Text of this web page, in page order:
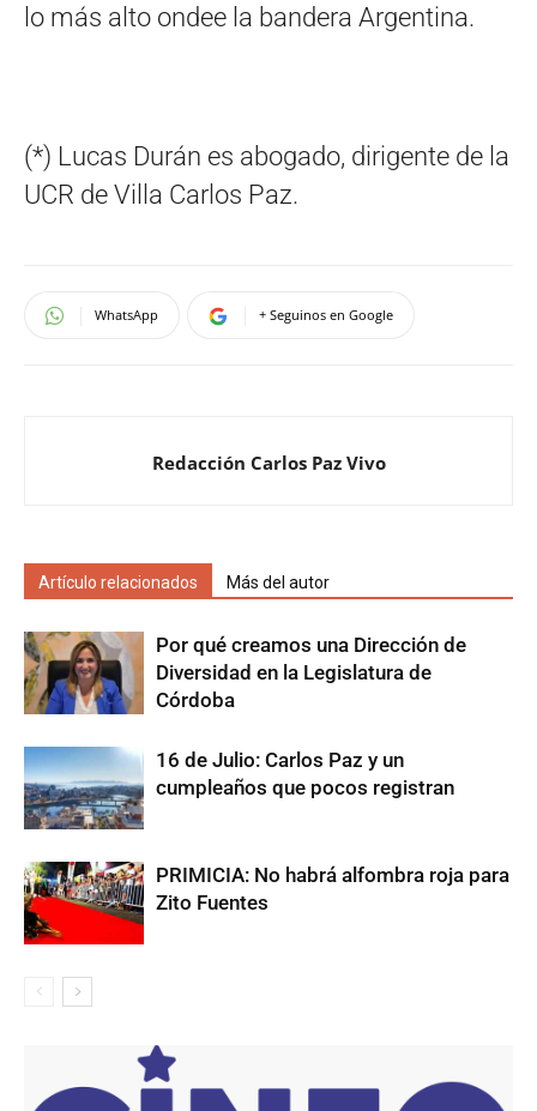
lo más alto ondee la bandera Argentina.
(*) Lucas Durán es abogado, dirigente de la
UCR de Villa Carlos Paz.
WhatsApp + Seguinos en Google
Redacción Carlos Paz Vivo
Artículo relacionados Más del autor
Por qué creamos una Dirección de
Diversidad en la Legislatura de
Córdoba
16 de Julio: Carlos Paz y un
cumpleaños que pocos registran
PRIMICIA: No habrá alfombra roja para
Zito Fuentes